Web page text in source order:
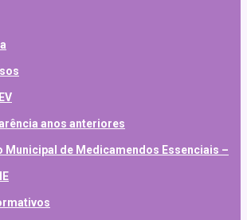
anos anteriores
Municipal de Medicamendos Essenciais –